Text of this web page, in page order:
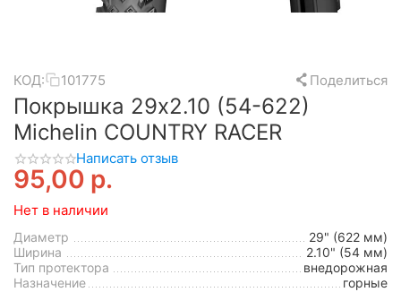
КОД: 101775 Поделиться
Покрышка 29x2.10 (54-622)
Michelin COUNTRY RACER
Написать отзыв
95,00 р.
Нет в наличии
Диаметр
29" (622 мм)
Ширина
2.10" (54 мм)
Тип протектора
внедорожная
Назначение
горные